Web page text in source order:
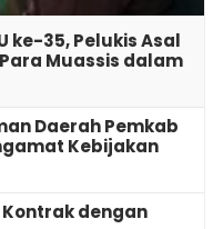
ke-35, Pelukis Asal
Muassis dalam
Daerah Pemkab
Kebijakan
dengan